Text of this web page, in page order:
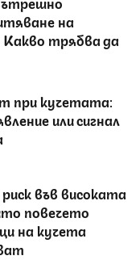
на
трябва да
при кучетата:
или сигнал
във високата
повечето
на кучета